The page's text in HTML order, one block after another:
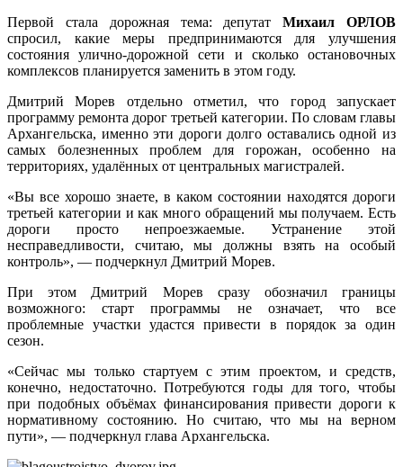
Первой стала дорожная тема: депутатМихаил ОРЛОВ
спросил, какие меры предпринимаются для улучшения
состояния улично-дорожной сети и сколько остановочных
комплексов планируется заменить в этом году.
Дмитрий Морев отдельно отметил, что город запускает
программу ремонта дорог третьей категории. По словам главы
Архангельска, именно эти дороги долго оставались одной из
самых болезненных проблем для горожан, особенно на
территориях, удалённых от центральных магистралей.
«Вы все хорошо знаете, в каком состоянии находятся дороги
третьей категории и как много обращений мы получаем. Есть
дороги просто непроезжаемые. Устранение этой
несправедливости, считаю, мы должны взять на особый
контроль», — подчеркнул Дмитрий Морев.
При этом Дмитрий Морев сразу обозначил границы
возможного: старт программы не означает, что все
проблемные участки удастся привести в порядок за один
сезон.
«Сейчас мы только стартуем с этим проектом, и средств,
конечно, недостаточно. Потребуются годы для того, чтобы
при подобных объёмах финансирования привести дороги к
нормативному состоянию. Но считаю, что мы на верном
пути», — подчеркнул глава Архангельска.